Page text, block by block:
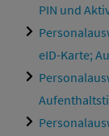
PIN und
eID-Karte;